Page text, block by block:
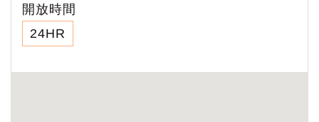
開放時間
24HR